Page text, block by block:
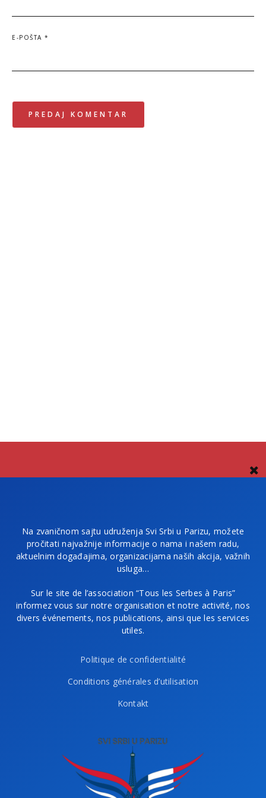
E-POŠTA *
Na zvaničnom sajtu udruženja Svi Srbi u Parizu, možete
pročitati najvažnije informacije o nama i našem radu,
aktuelnim događajima, organizacijama naših akcija, važnih
usluga…
Sur le site de l’association “Tous les Serbes à Paris”
informez vous sur notre organisation et notre activité, nos
divers événements, nos publications, ainsi que les services
utiles.
Politique de confidentialité
Conditions générales d’utilisation
Kontakt